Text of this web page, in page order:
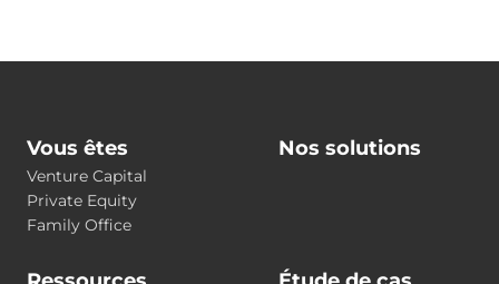
Vous êtes
Venture Capital
Private Equity
Family Office
Nos solutions